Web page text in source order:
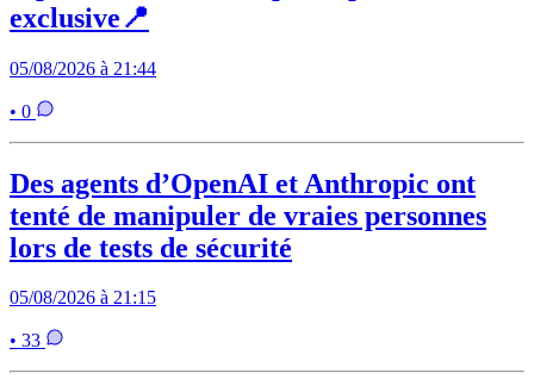
exclusive📍
05/08/2026 à 21:44
• 0
Des agents d’OpenAI et Anthropic ont
tenté de manipuler de vraies personnes
lors de tests de sécurité
05/08/2026 à 21:15
• 33